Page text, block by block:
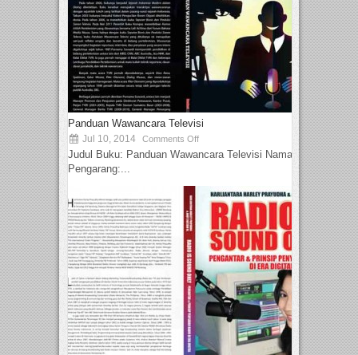
Panduan Wawancara Televisi
Jul 10, 2014 Comments Off
Judul Buku: Panduan Wawancara Televisi Nama
Pengarang:...